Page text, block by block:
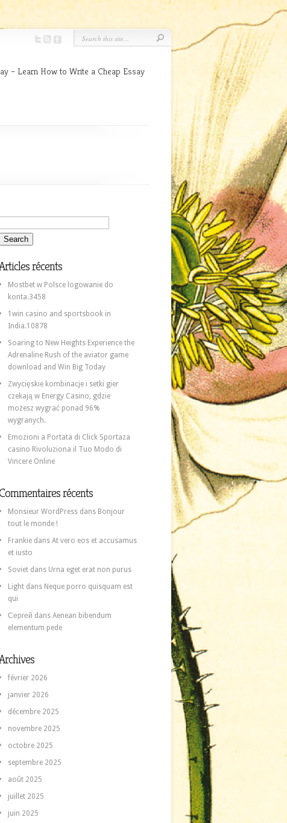
– Learn How to Write a Cheap Essay
récents
Mostbet w Polsce logowanie do
konta.3458
1win casino and sportsbook in
India.10878
Soaring to New Heights Experience the
Adrenaline Rush of the aviator game
download and Win Big Today
Zwycięskie kombinacje i setki gier
czekają w Energy Casino, gdzie
możesz wygrać ponad 96%
wygranych.
Emozioni a Portata di Click Sportaza
casino Rivoluziona il Tuo Modo di
Vincere Online
récents
Monsieur WordPress dans Bonjour
tout le monde !
Frankie dans At vero eos et accusamus
et iusto
Soviet dans Urna eget erat non purus
Light dans Neque porro quisquam est
qui
Сергей dans Aenean bibendum
elementum pede
février 2026
janvier 2026
décembre 2025
novembre 2025
octobre 2025
septembre 2025
août 2025
juillet 2025
juin 2025